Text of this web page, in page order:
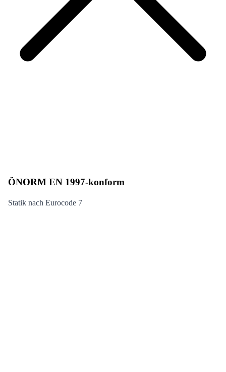
ÖNORM EN 1997-konform
Statik nach Eurocode 7